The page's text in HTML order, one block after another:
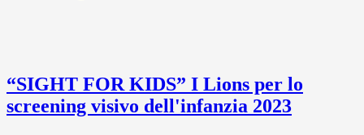
“SIGHT FOR KIDS” I Lions per lo
screening visivo dell'infanzia 2023